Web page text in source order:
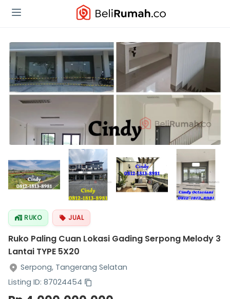
RUKO JUAL
Ruko Paling Cuan Lokasi Gading Serpong Melody 3
Lantai TYPE 5X20
Serpong, Tangerang Selatan
Listing ID: 87024454